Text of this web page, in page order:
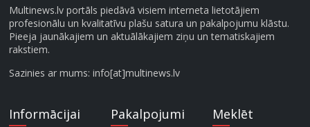
Multinews.lv portāls piedāvā visiem interneta lietotājiem
profesionālu un kvalitatīvu plašu satura un pakalpojumu klāstu.
Pieeja jaunākajiem un aktuālākajiem ziņu un tematiskajiem
rakstiem.
Sazinies ar mums: info[at]multinews.lv
Informācijai Pakalpojumi Meklēt